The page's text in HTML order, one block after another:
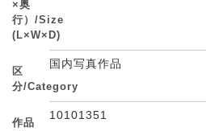
×奥
行）/Size
(L×W×D)
区
分/Category
国内写真作品
作品
10101351